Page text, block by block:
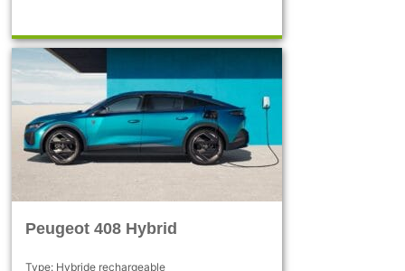
Peugeot 408 Hybrid
Type: Hybride rechargeable